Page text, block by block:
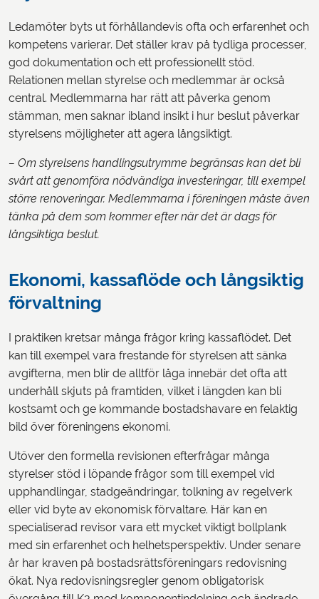
Ledamöter byts ut förhållandevis ofta och erfarenhet och
kompetens varierar. Det ställer krav på tydliga processer,
god dokumentation och ett professionellt stöd.
Relationen mellan styrelse och medlemmar är också
central. Medlemmarna har rätt att påverka genom
stämman, men saknar ibland insikt i hur beslut påverkar
styrelsens möjligheter att agera långsiktigt.
– Om styrelsens handlingsutrymme begränsas kan det bli
svårt att genomföra nödvändiga investeringar, till exempel
större renoveringar. Medlemmarna i föreningen måste även
tänka på dem som kommer efter när det är dags för
långsiktiga beslut.
Ekonomi, kassaflöde och långsiktig
förvaltning
I praktiken kretsar många frågor kring kassaflödet. Det
kan till exempel vara frestande för styrelsen att sänka
avgifterna, men blir de alltför låga innebär det ofta att
underhåll skjuts på framtiden, vilket i längden kan bli
kostsamt och ge kommande bostadshavare en felaktig
bild över föreningens ekonomi.
Utöver den formella revisionen efterfrågar många
styrelser stöd i löpande frågor som till exempel vid
upphandlingar, stadgeändringar, tolkning av regelverk
eller vid byte av ekonomisk förvaltare. Här kan en
specialiserad revisor vara ett mycket viktigt bollplank
med sin erfarenhet och helhetsperspektiv. Under senare
år har kraven på bostadsrättsföreningars redovisning
ökat. Nya redovisningsregler genom obligatorisk